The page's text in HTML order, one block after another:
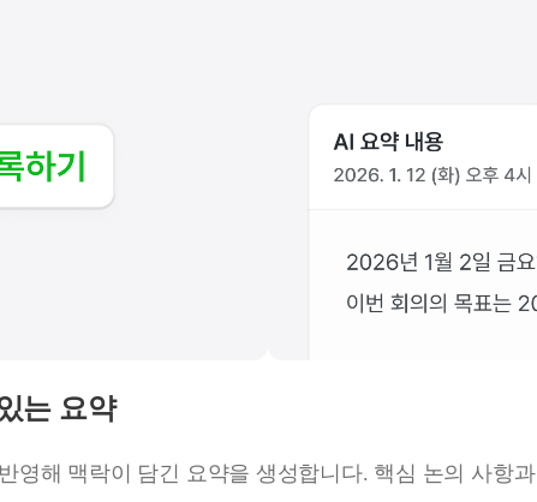
는 요약
영해 맥락이 담긴 요약을 생성합니다. 핵심 논의 사항